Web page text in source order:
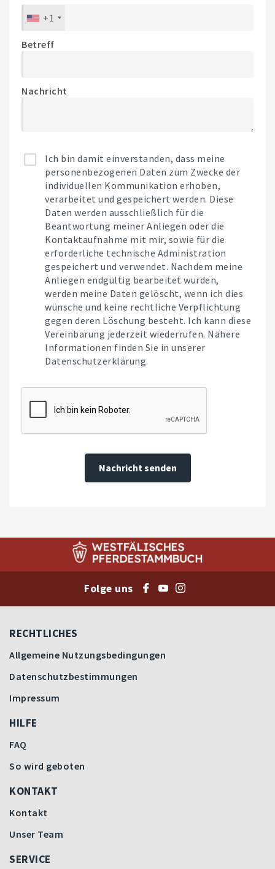
+1
Betreff
Nachricht
Ich bin damit einverstanden, dass meine
personenbezogenen Daten zum Zwecke der
individuellen Kommunikation erhoben,
verarbeitet und gespeichert werden. Diese
Daten werden ausschließlich für die
Beantwortung meiner Anliegen oder die
Kontaktaufnahme mit mir, sowie für die
erforderliche technische Administration
gespeichert und verwendet. Nachdem meine
Anliegen endgültig bearbeitet wurden,
werden meine Daten gelöscht, wenn ich dies
wünsche und keine rechtliche Verpflichtung
gegen deren Löschung besteht. Ich kann diese
Vereinbarung jederzeit wiederrufen. Nähere
Informationen finden Sie in unserer
Datenschutzerklärung.
Nachricht senden
Folge uns
RECHTLICHES
Allgemeine Nutzungsbedingungen
Datenschutzbestimmungen
Impressum
HILFE
FAQ
So wird geboten
KONTAKT
Kontakt
Unser Team
SERVICE